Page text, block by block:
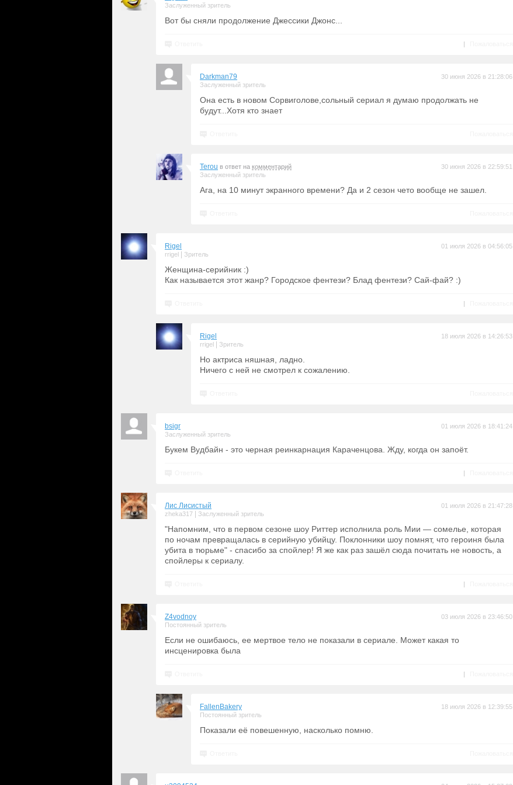
Заслуженный зритель
Вот бы сняли продолжение Джессики Джонс...
|
Darkman79
Заслуженный зритель
30 июня 2026 в 21:28:06
Она есть в новом Сорвиголове,сольный сериал я думаю продолжать не
будут...Хотя кто знает
Terou в ответ на комментарий
Заслуженный зритель
30 июня 2026 в 22:59:51
Ага, на 10 минут экранного времени? Да и 2 сезон чето вообще не зашел.
Rigel
rrigel Зритель
01 июля 2026 в 04:56:05
Женщина-серийник :)
Как называется этот жанр? Городское фентези? Блад фентези? Сай-фай? :)
|
Rigel
rrigel Зритель
18 июля 2026 в 14:26:53
Но актриса няшная, ладно.
Ничего с ней не смотрел к сожалению.
bsigr
Заслуженный зритель
01 июля 2026 в 18:41:24
Букем Вудбайн - это черная реинкарнация Караченцова. Жду, когда он запоёт.
|
Лис Лисистый
zheka317 Заслуженный зритель
01 июля 2026 в 21:47:28
"Напомним, что в первом сезоне шоу Риттер исполнила роль Мии — сомелье, которая
по ночам превращалась в серийную убийцу. Поклонники шоу помнят, что героиня была
убита в тюрьме" - спасибо за спойлер! Я же как раз зашёл сюда почитать не новость, а
спойлеры к сериалу.
|
Z4vodnoy
Постоянный зритель
03 июля 2026 в 23:46:50
Если не ошибаюсь, ее мертвое тело не показали в сериале. Может какая то
инсценировка была
|
FallenBakery
Постоянный зритель
18 июля 2026 в 12:39:55
Показали её повешенную, насколько помню.